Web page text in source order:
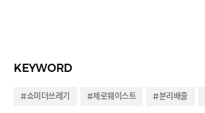
KEYWORD
#쇼미더쓰레기 #제로웨이스트 #분리배출